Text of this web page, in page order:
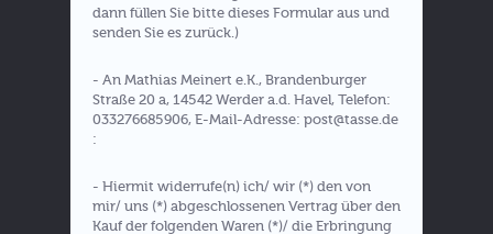
dann füllen Sie bitte dieses Formular aus und
senden Sie es zurück.)
- An Mathias Meinert e.K., Brandenburger
Straße 20 a, 14542 Werder a.d. Havel, Telefon:
033276685906, E-Mail-Adresse: post@tasse.de
:
- Hiermit widerrufe(n) ich/ wir (*) den von
mir/ uns (*) abgeschlossenen Vertrag über den
Kauf der folgenden Waren (*)/ die Erbringung